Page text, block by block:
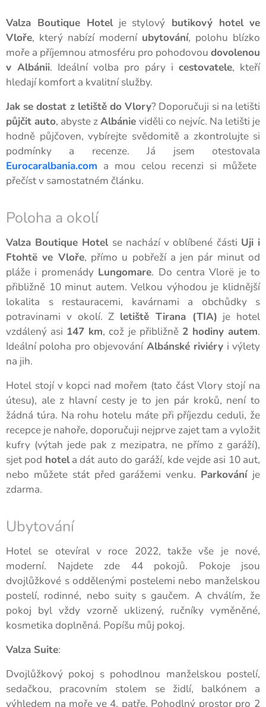
Valza Boutique Hotelje stylový butikový hotel ve
Vloře, který nabízí moderní ubytování, polohu blízko
moře a příjemnou atmosféru pro pohodovou dovolenou
v Albánii. Ideální volba pro páry i cestovatele, kteří
hledají komfort a kvalitní služby.
Jak se dostat z letiště do Vlory? Doporučuji si na letišti
půjčit auto, abyste zAlbánie viděli co nejvíc. Na letišti je
hodně půjčoven, vybírejte svědomitě a zkontrolujte si
podmínky a recenze. Já jsem otestovala
Eurocaralbania.com a mou celou recenzi si můžete
přečíst v samostatném článku.
Poloha a okolí
Valza Boutique Hotelse nachází v oblíbené části Uji i
Ftohtë ve Vloře, přímo u pobřeží a jen pár minut od
pláže i promenády Lungomare. Do centra Vlorë je to
přibližně 10 minut autem. Velkou výhodou je klidnější
lokalita s restauracemi, kavárnami a obchůdky s
potravinami v okolí. Z letiště Tirana (TIA) je hotel
vzdálený asi 147 km, což je přibližně 2 hodiny autem.
Ideální poloha pro objevování Albánské riviéry i výlety
na jih.
Hotel stojí v kopci nad mořem (tato část Vlory stojí na
útesu), ale z hlavní cesty je to jen pár kroků, není to
žádná túra. Na rohu hotelu máte při příjezdu ceduli, že
recepce je nahoře, doporučuji nejprve zajet tam a vyložit
kufry (výtah jede pak z mezipatra, ne přímo z garáží),
sjet pod hotela dát auto do garáží, kde vejde asi 10 aut,
nebo můžete stát před garážemi venku. Parkování je
zdarma.
Ubytování
Hotel se otevíral v roce 2022, takže vše je nové,
moderní. Najdete zde 44 pokojů. Pokoje jsou
dvojlůžkové s oddělenými postelemi nebo manželskou
postelí, rodinné, nebo suity s gaučem. A chválím, že
pokoj byl vždy vzorně uklizený, ručníky vyměněné,
kosmetika doplněná. Popíšu můj pokoj.
Valza Suite:
Dvojlůžkový pokoj s pohodlnou manželskou postelí,
sedačkou, pracovním stolem se židlí, balkónem a
výhledem na moře ve 4. patře. Pohodlný prostor pro 2